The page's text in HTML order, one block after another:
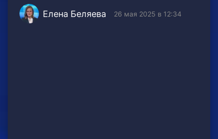
Елена Беляева 26 мая 2025 в 12:34